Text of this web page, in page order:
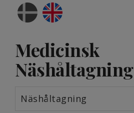
Medicinsk
Näshåltagning
Näshåltagning